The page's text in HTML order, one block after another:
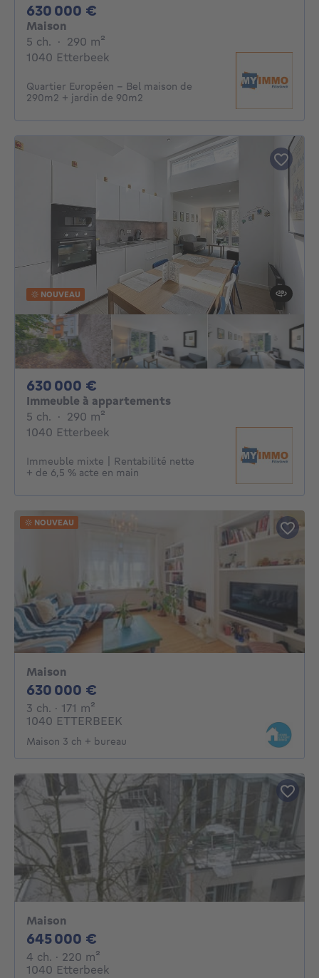
630 000 €
Maison
5 ch. 5 chambres
· 290 m²
1040 Etterbeek
Quartier Européen - Bel maison de
290m2 + jardin de 90m2
NOUVEAU
630 000 €
Immeuble à appartements
5 ch. 5 chambres
· 290 m²
1040 Etterbeek
Immeuble mixte | Rentabilité nette
+ de 6,5 % acte en main
Maison
630 000 €
3 ch. 3 chambres
· 171 m²
1040 ETTERBEEK
Maison 3 ch + bureau
NOUVEAU
Maison
645 000 €
4 ch. 4 chambres
· 220 m²
1040 Etterbeek